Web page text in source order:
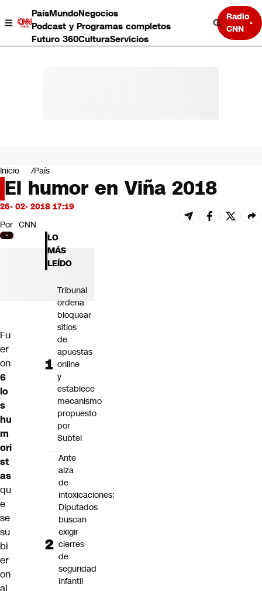
PaísMundoNegocios
Podcast y Programas completos
Futuro 360CulturaServicios
Radio
CNN
Negocios
Deportes
Programas completos
Cultura
Servicios
Bits
CNN Data
CNN tiempo
Futuro 360
Inicio País
El humor en Viña 2018
26- 02- 2018 17:19
Por CNN
Fu
er
on
6
lo
s
hu
m
ori
st
as
qu
e
se
su
bi
er
on
al
LO
MÁS
LEÍDO
Tribunal
ordena
bloquear
sitios
de
apuestas
online
y
establece
mecanismo
propuesto
por
Subtel
Ante
alza
de
intoxicaciones:
Diputados
buscan
exigir
cierres
de
seguridad
infantil